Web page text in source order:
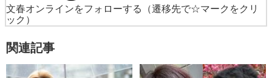
文春オンラインをフォローする
（遷移先で☆マークをクリ
ック）
関連記事